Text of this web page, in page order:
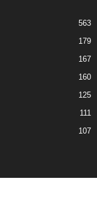
563
179
167
160
125
111
107